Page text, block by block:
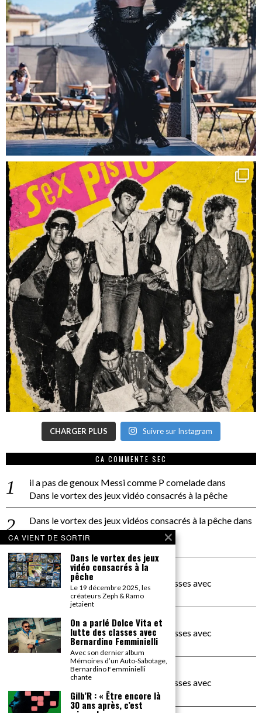
CHARGER PLUS Suivre sur Instagram
CA COMMENTE SEC
il a pas de genoux Messi comme P comeladedans
Dans le vortex des jeux vidéo consacrés à la pêche
Dans le vortex des jeux vidéos consacrés à la pêchedans
PACÔME THIELLEMENT
La séance d’Hip Gnose
La Patrie
dans
On a parlé Dolce Vita et lutte des classes avec
Bernardino Femminielli
carte noire negra à l'o tiededans
On a parlé Dolce Vita et lutte des classes avec
Bernardino Femminielli
moise et son mascarédans
On a parlé Dolce Vita et lutte des classes avec
Bernardino Femminielli
CA VIENT DE SORTIR
Dans le vortex des jeux
vidéo consacrés à la
pêche
Le 19 décembre 2025, les
créateurs Zeph & Ramo
jetaient
On a parlé Dolce Vita et
lutte des classes avec
Bernardino Femminielli
Avec son dernier album
Mémoires d’un Auto-Sabotage,
Bernardino Femminielli
chante
Gilb’R : « Être encore là
30 ans après, c’est